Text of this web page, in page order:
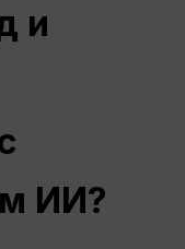
и
ИИ?